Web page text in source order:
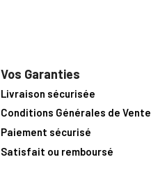
Vos Garanties
Livraison sécurisée
Conditions Générales de Vente
Paiement sécurisé
Satisfait ou remboursé